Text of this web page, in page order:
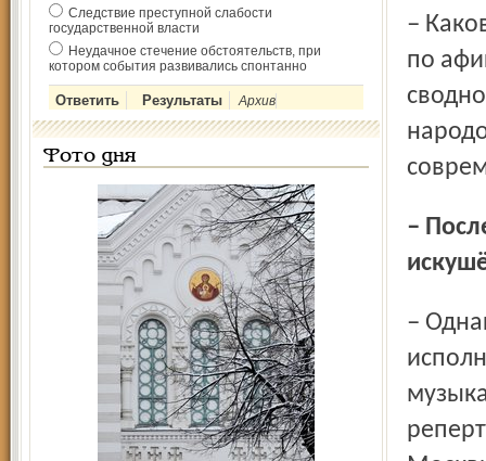
Следствие преступной слабости
государственной власти
Неудачное стечение обстоятельств, при
котором события развивались спонтанно
Архив
Фото дня
– Каков жанровый диапазон программы, видно хотя бы
по
– Последнее имя – новое, очевидно, даже для многих
– Однако по рейтингу Тан Дун входит в десятку самых